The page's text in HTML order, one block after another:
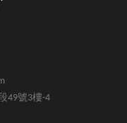
49號3樓-4